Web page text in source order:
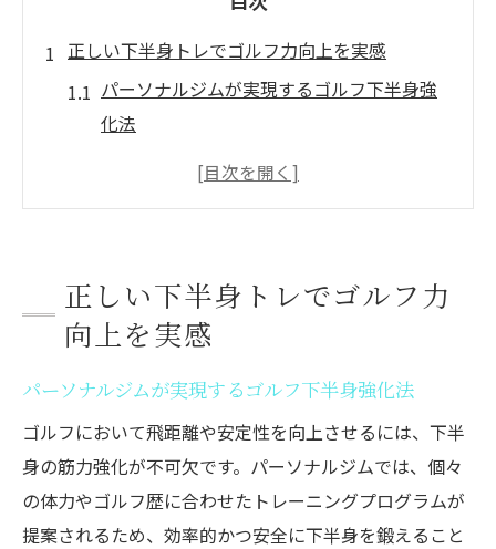
正しい下半身トレでゴルフ力向上を実感
パーソナルジムが実現するゴルフ下半身強
化法
正しいフォームで下半身を鍛える重要性と
下半身の筋肉を効率よく鍛えるポイント紹
介
パーソナルジム利用でゴルフの安定感を実
パーソナルジム活用術で習慣化をめざす
無理なく続くパーソナルジムの習慣化テク
ニック
正しい下半身トレでゴルフ力
向上を実感
パーソナルジムが実現するゴルフ下半身強化法
ゴルフにおいて飛距離や安定性を向上させるには、下半
身の筋力強化が不可欠です。パーソナルジムでは、個々
の体力やゴルフ歴に合わせたトレーニングプログラムが
提案されるため、効率的かつ安全に下半身を鍛えること